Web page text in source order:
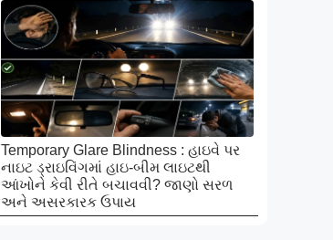
Temporary Glare Blindness : હાઇવે પર
નાઇટ ડ્રાઇવિંગમાં હાઇ-બીમ લાઇટથી
આંખોને કેવી રીતે બચાવવી? જાણો સરળ
અને અસરકારક ઉપાય